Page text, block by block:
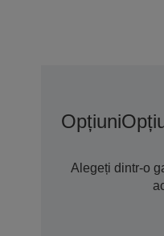
Opțiuni
Alegeți dintr-o